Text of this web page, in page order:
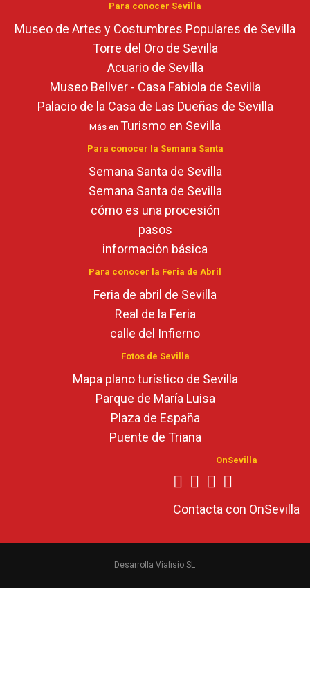
Para conocer Sevilla
Museo de Artes y Costumbres Populares de Sevilla
Torre del Oro de Sevilla
Acuario de Sevilla
Museo Bellver - Casa Fabiola de Sevilla
Palacio de la Casa de Las Dueñas de Sevilla
Más en Turismo en Sevilla
Para conocer la Semana Santa
Semana Santa de Sevilla
Semana Santa de Sevilla
cómo es una procesión
pasos
información básica
Para conocer la Feria de Abril
Feria de abril de Sevilla
Real de la Feria
calle del Infierno
Fotos de Sevilla
Mapa plano turístico de Sevilla
Parque de María Luisa
Plaza de España
Puente de Triana
OnSevilla
Contacta con OnSevilla
Desarrolla Viafisio SL